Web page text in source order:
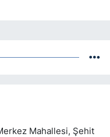
Mahallesi, Şehit